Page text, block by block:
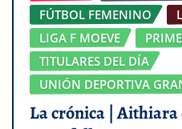
FÚTBOL FEMENINO
LIGA F MOEVE
TITULARES DEL DÍA
UNIÓN DEPORTIVA
La crónica | Aithiara